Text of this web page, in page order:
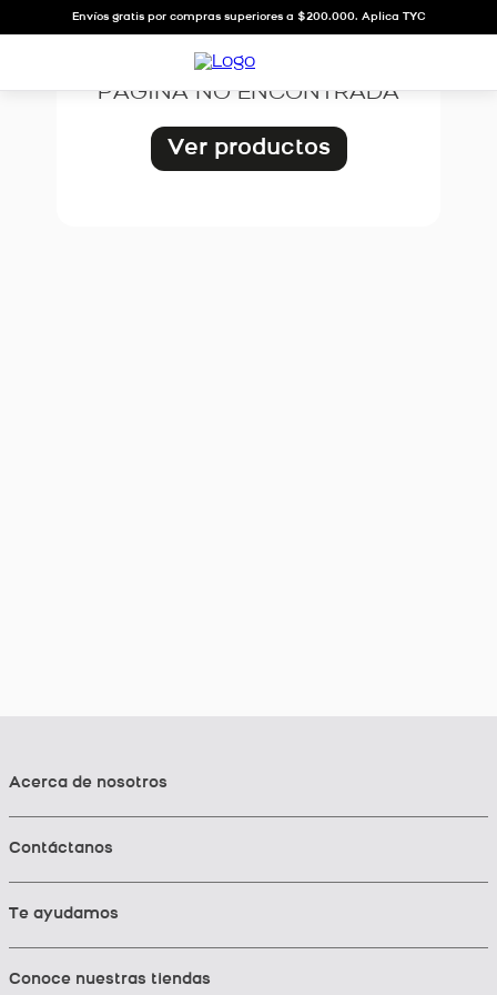
Envíos gratis por compras superiores a $200.000. Aplica TYC
OOPS!
PÁGINA NO ENCONTRADA
Ver productos
Acerca de nosotros
Contáctanos
Te ayudamos
Conoce nuestras tiendas